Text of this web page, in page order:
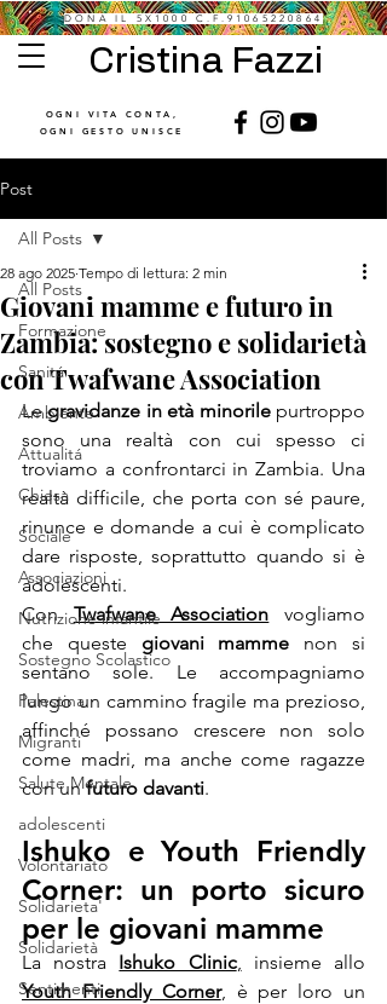
Cristina Fazzi
OGNI VITA CONTA,
OGNI GESTO UNISCE
DONA IL 5X1000 C.F.91065220864
Post
All Posts
Formazione
Sanitá
Ambiente
Attualitá
Chiesa
Sociale
Associazioni
Nutrizione infantile
Sostegno Scolastico
Palestina
Migranti
Salute Mentale
adolescenti
Volontariato
Solidarieta'
Solidarietà
Sentimenti
All Posts
Giovani mamme e futuro in
Zambia: sostegno e solidarietà
con Twafwane Association
28 ago 2025 Tempo di lettura: 2 min
Le gravidanze in età minorile purtroppo
sono una realtà con cui spesso ci
troviamo a confrontarci in Zambia. Una
realtà difficile, che porta con sé paure,
rinunce e domande a cui è complicato
dare risposte, soprattutto quando si è
adolescenti.
Con Twafwane Association vogliamo
che queste giovani mamme non si
sentano sole. Le accompagniamo
lungo un cammino fragile ma prezioso,
affinché possano crescere non solo
come madri, ma anche come ragazze
con un futuro davanti.
Ishuko e Youth Friendly
Corner: un porto sicuro
per le giovani mamme
La nostra Ishuko Clinic,
Youth Friendly Corner, è per loro un